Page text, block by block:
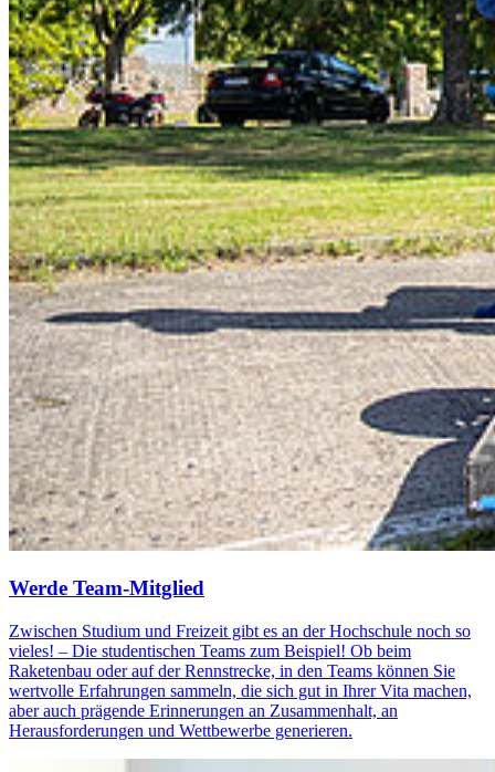
Werde Team-Mit­glied
Zwischen Studium und Freizeit gibt es an der Hochschule noch so
vieles! – Die studentischen Teams zum Beispiel! Ob beim
Raketenbau oder auf der Rennstrecke, in den Teams können Sie
wertvolle Erfahrungen sammeln, die sich gut in Ihrer Vita machen,
aber auch prägende Erinnerungen an Zusammenhalt, an
Herausforderungen und Wettbewerbe generieren.